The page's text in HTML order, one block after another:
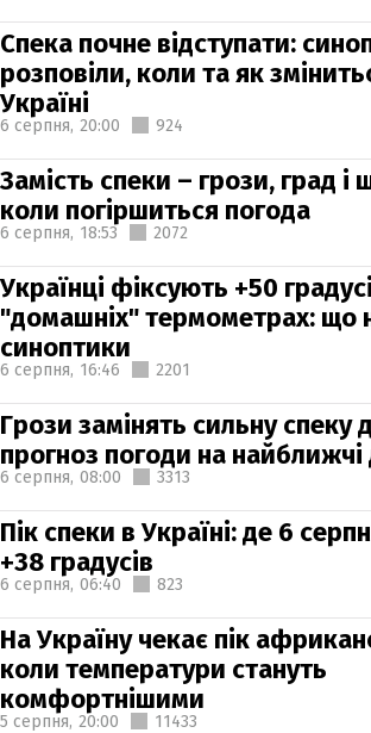
Спека почне відступати:
розповіли, коли та як
Україні
6 серпня, 20:00 924
Замість спеки – грози, град і
коли погіршиться погода
6 серпня, 18:53 2072
Українці фіксують +50
"домашніх" термометрах: що
синоптики
6 серпня, 16:46 2201
Грози замінять сильну спеку
прогноз погоди на найближчі
6 серпня, 08:00 3313
Пік спеки в Україні: де 6
+38 градусів
6 серпня, 06:40 823
На Україну чекає пік
коли температури стануть
комфортнішими
5 серпня, 20:00 11433